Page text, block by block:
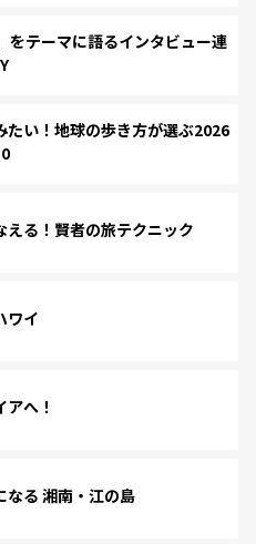
をテーマに語るインタビュー連
たい！地球の歩き方が選ぶ2026
える！賢者の旅テクニック
ワイ
へ！
なる 湘南・江の島